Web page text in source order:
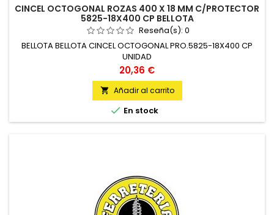
CINCEL OCTOGONAL ROZAS 400 X 18 MM C/PROTECTOR
5825-18X400 CP BELLOTA
Reseña(s): 0
BELLOTA BELLOTA CINCEL OCTOGONAL PRO.5825-18X400 CP
UNIDAD
Precio
20,36 €
 Añadir al carrito
 En stock